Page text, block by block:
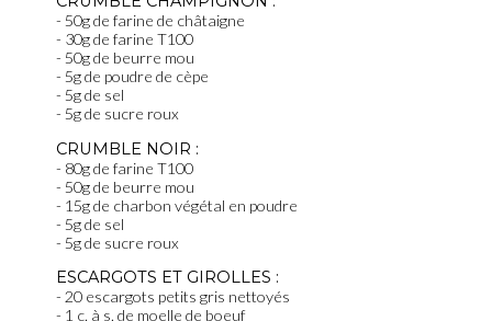
50g de farine de châtaigne
30g de farine T100
50g de beurre mou
5g de poudre de cèpe
5g de sel
5g de sucre roux
CRUMBLE NOIR :
80g de farine T100
50g de beurre mou
15g de charbon végétal en poudre
5g de sel
5g de sucre roux
ESCARGOTS ET GIROLLES :
20 escargots petits gris nettoyés
1 c. à s. de moelle de boeuf